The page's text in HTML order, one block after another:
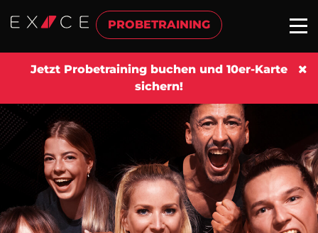
PROBETRAINING
Jetzt Probetraining buchen und 10er-Karte
sichern!